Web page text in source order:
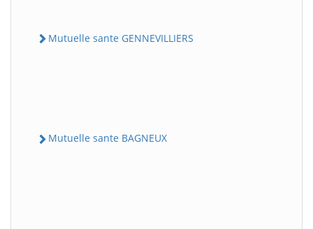
Mutuelle sante GENNEVILLIERS
Mutuelle sante BAGNEUX